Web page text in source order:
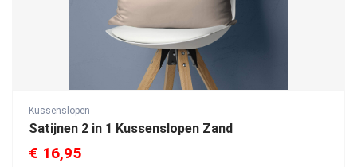
Kussenslopen
Satijnen 2 in 1 Kussenslopen Zand
€ 16,95